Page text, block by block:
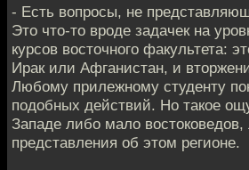
- Есть вопросы, не
Это что-то вроде задачек на
курсов восточного факультета:
Ирак или Афганистан, и
Любому прилежному студенту
подобных действий. Но такое
Западе либо мало
представления об этом регионе.